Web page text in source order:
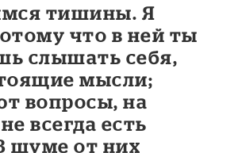
тишины. Я
что в ней ты
слышать себя,
мысли;
вопросы, на
всегда есть
шуме от них